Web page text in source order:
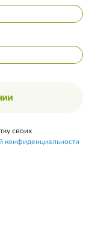
своих
конфиденциальности